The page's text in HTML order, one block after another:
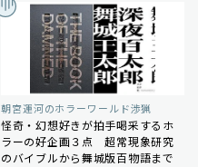
朝宮運河のホラーワールド渉猟
怪奇・幻想好きが拍手喝采するホ
ラーの好企画３点 超常現象研究
のバイブルから舞城版百物語まで